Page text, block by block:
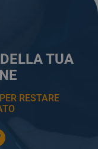
TUA
RESTARE